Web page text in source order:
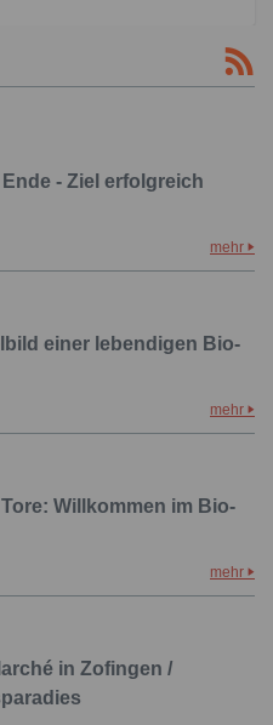
- Ziel erfolgreich
mehr
einer lebendigen Bio-
mehr
Willkommen im Bio-
mehr
in Zofingen /